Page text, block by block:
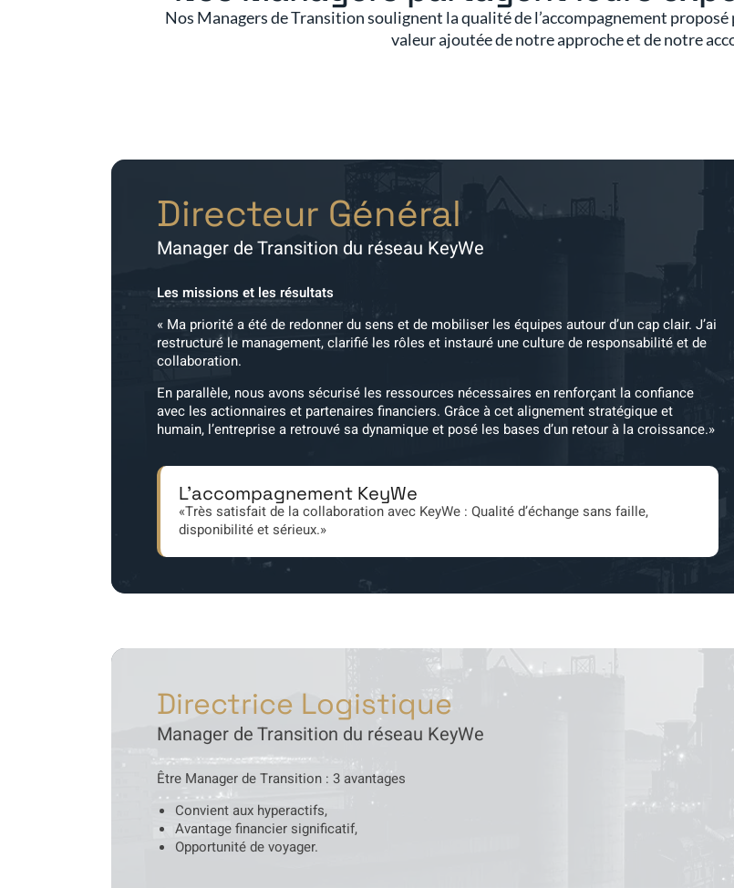
Nos Managers de Transition soulignent la qualité de l’accompagnement
valeur ajoutée de notre approche et de notre
Directeur Général
Manager de Transition du réseau KeyWe
Les missions et les résultats
« Ma priorité a été de redonner du sens et de mobiliser les équipes autour d’un cap clair. J’ai
restructuré le management, clarifié les rôles et instauré une culture de responsabilité et de
collaboration.
En parallèle, nous avons sécurisé les ressources nécessaires en renforçant la confiance
avec les actionnaires et partenaires financiers. Grâce à cet alignement stratégique et
humain, l’entreprise a retrouvé sa dynamique et posé les bases d’un retour à la croissance.»
L'accompagnement KeyWe
«Très satisfait de la collaboration avec KeyWe : Qualité d’échange sans faille,
disponibilité et sérieux.»
Directrice Logistique
Manager de Transition du réseau KeyWe
Être Manager de Transition : 3 avantages
Convient aux hyperactifs,
Avantage financier significatif,
Opportunité de voyager.